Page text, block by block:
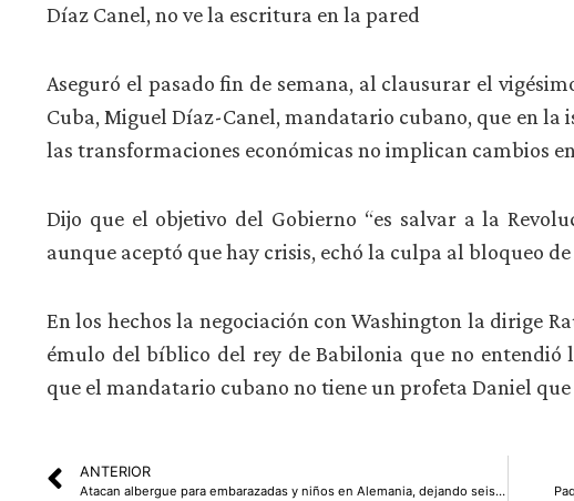
Díaz Canel, no ve la escritura en la pared
Aseguró el pasado fin de semana, al clausurar el
Cuba, Miguel Díaz-Canel, mandatario cubano, que en la
las transformaciones económicas no implican cambios
Dijo que el objetivo del Gobierno “es salvar a la
aunque aceptó que hay crisis, echó la culpa al bloqueo
En los hechos la negociación con Washington la dirige
émulo del bíblico del rey de Babilonia que no
que el mandatario cubano no tiene un profeta Daniel que
ANTERIOR
Atacan albergue para embarazadas y niños en Alemania, dejando seis personas muertas